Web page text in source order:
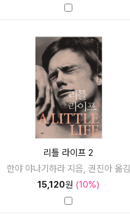
리틀 라이프 2
한야 야나기하라 지음, 권진아 옮김
15,120원 (10%)